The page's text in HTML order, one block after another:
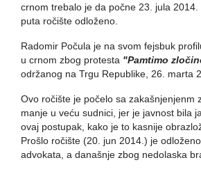
crnom trebalo je da počne 23. jula 2014.
puta ročište odloženo.
Radomir Počula je na svom fejsbuk
u crnom zbog protesta "Pamtimo
održanog na Trgu Republike, 26. marta
Ovo ročište je počelo sa zakašnjenjenm
manje u veću sudnici, jer je javnost bila
ovaj postupak, kako je to kasnije
Prošlo ročište (20. jun 2014.) je
advokata, a današnje zbog nedolaska